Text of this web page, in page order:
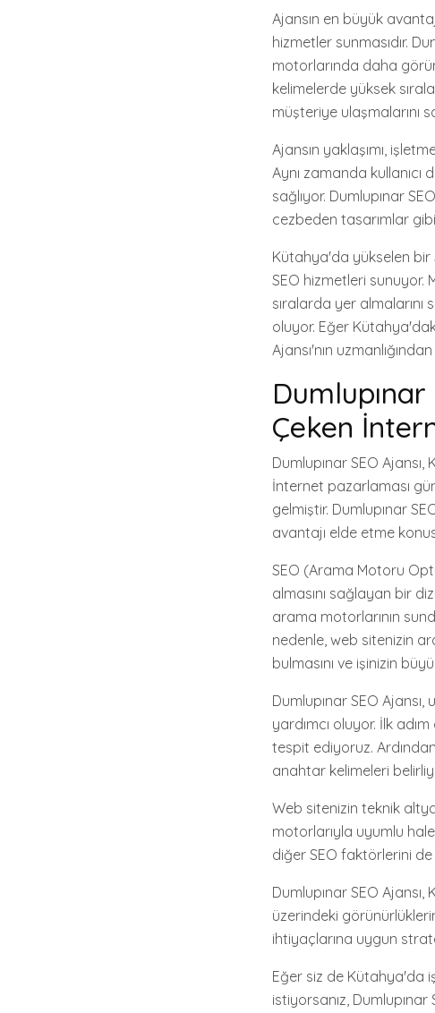
Ajansın en büyük
hizmetler sunmasıdır.
motorlarında daha
kelimelerde yüksek
müşteriye ulaşmalarını
Ajansın yaklaşımı,
Aynı zamanda kullanıcı
sağlıyor. Dumlupınar
cezbeden tasarımlar
Kütahya'da yükselen bir
SEO hizmetleri
sıralarda yer
oluyor. Eğer
Ajansı'nın
Dumlupınar
Çeken
Dumlupınar SEO
İnternet pazarlaması
gelmiştir. Dumlupınar
avantajı elde etme
SEO (Arama Motoru
almasını sağlayan bir
arama motorlarının
nedenle, web sitenizin
bulmasını ve işinizin
Dumlupınar SEO
yardımcı oluyor. İlk
tespit ediyoruz.
anahtar kelimeleri
Web sitenizin teknik
motorlarıyla uyumlu
diğer SEO faktörlerini
Dumlupınar SEO
üzerindeki
ihtiyaçlarına uygun
Eğer siz de Kütahya'da
istiyorsanız,